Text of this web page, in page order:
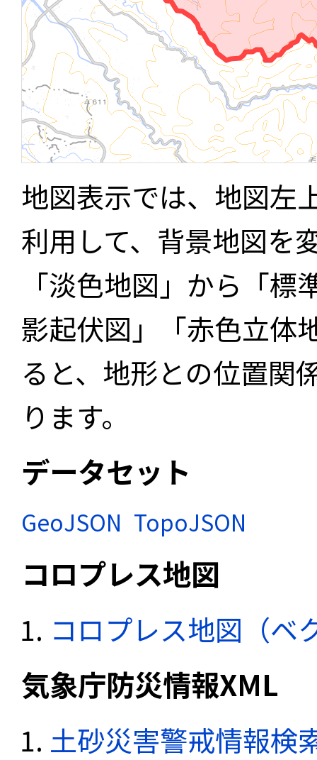
地図表示では、地図左
利用して、背景地図を
「淡色地図」から「
影起伏図」「赤色立体
ると、地形との位置関
ります。
データセット
GeoJSON TopoJSON
コロプレス地図
コロプレス地図（ベ
気象庁防災情報XML
土砂災害警戒情報検